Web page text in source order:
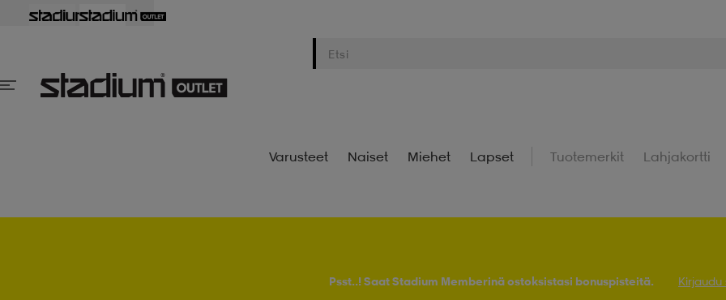
Varusteet Naiset Miehet Lapset Tuotemerkit Lahjakortti
Psst..! Saat Stadium Memberinä ostoksistasi bonuspisteitä. Kirjaudu